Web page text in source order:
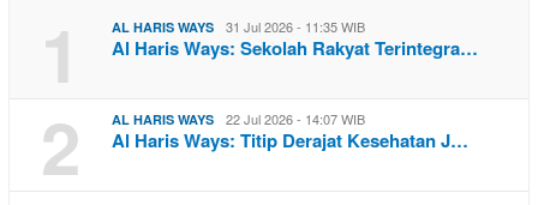
1 AL HARIS WAYS 31 Jul 2026 - 11:35 WIB
Al Haris Ways: Sekolah Rakyat Terintegra…
2 AL HARIS WAYS 22 Jul 2026 - 14:07 WIB
Al Haris Ways: Titip Derajat Kesehatan J…